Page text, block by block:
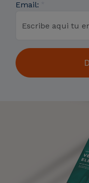
Email: